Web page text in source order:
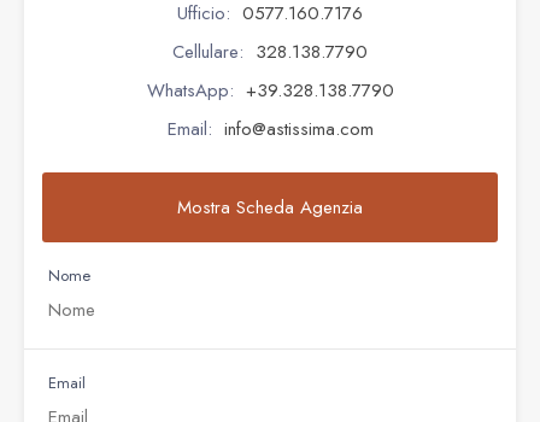
Ufficio: 0577.160.7176
Cellulare: 328.138.7790
WhatsApp: +39.328.138.7790
Email: info@astissima.com
Mostra Scheda Agenzia
Nome
Email